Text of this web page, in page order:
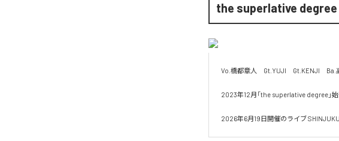
the superlative degree
Vo.橋都章人　Gt.YUJI　Gt.KENJI　Ba.
2023年12月「the superlative degree」
2026年6月19日開催のライブ